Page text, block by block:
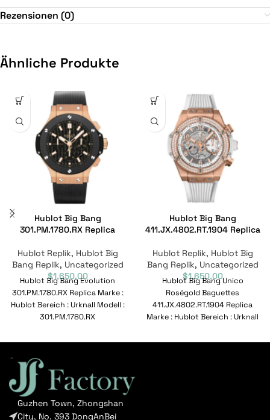
Rezensionen (0)
Ähnliche Produkte
Hublot Big Bang
301.PM.1780.RX Replica
Hublot Replik, Hublot Big
Bang Replik, Uncategorized
$1,650.00
Hublot Big Bang Evolution
301.PM.1780.RX Replica Marke :
Hublot Bereich : Urknall Modell :
301.PM.1780.RX
301.PM.1780.RX Bewegung :
Hublot Big Bang
411.JX.4802.RT.1904 Replica
Hublot Replik, Hublot Big
Bang Replik, Uncategorized
$1,650.00
Hublot Big Bang Unico
Roségold Baguettes
411.JX.4802.RT.1904 Replica
Marke : Hublot Bereich : Urknall
Referenznummer :
Guzhen Town, Zhongshan
City, No. 393 DongAnBei